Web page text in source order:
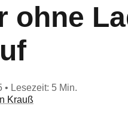
ohne
• Lesezeit: 5 Min.
Krauß